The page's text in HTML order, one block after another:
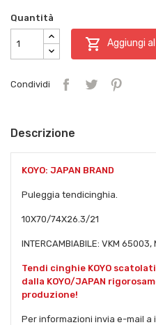
Quantità
 Aggiungi
Condividi
Descrizione
KOYO: JAPAN BRAND
Puleggia tendicinghia.
10X70/74X26.3/21
INTERCAMBIABILE: VKM
Tendi cinghie KOYO
dalla KOYO/JAPAN
produzione!
Per informazioni invia e-mail a